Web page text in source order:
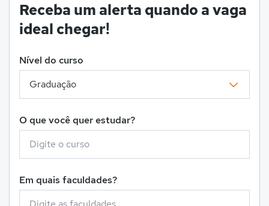
Receba um alerta quando a vaga
ideal chegar!
Nível do curso
O que você quer estudar?
Em quais faculdades?